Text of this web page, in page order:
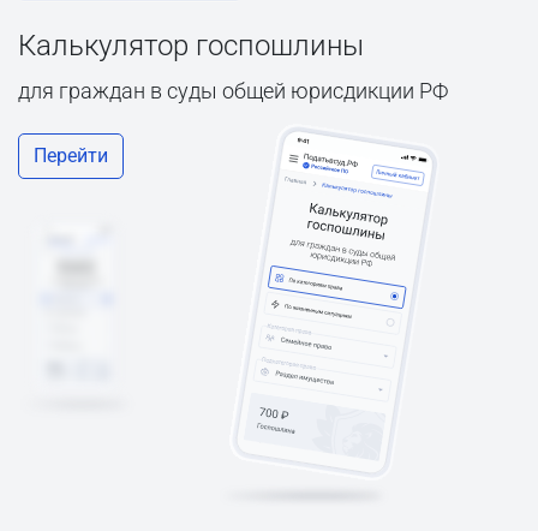
Калькулятор госпошлины
для граждан в суды общей юрисдикции РФ
Перейти